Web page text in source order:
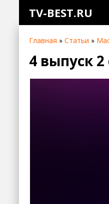
TV-BEST.RU
Главная » Статьи »
4 выпуск 2